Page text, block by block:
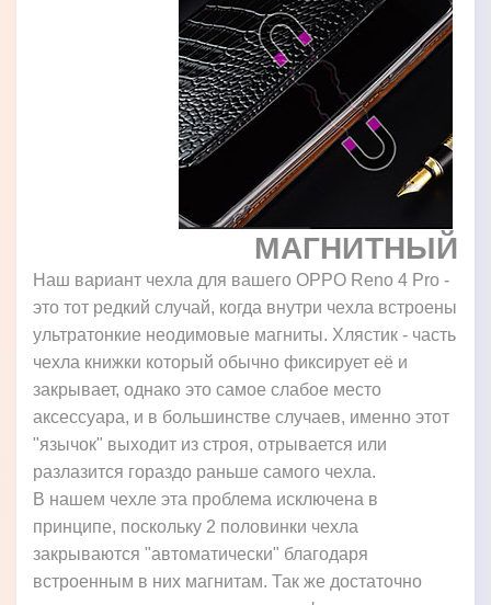
МАГНИТНЫЙ
Наш вариант чехла для вашего OPPO Reno 4 Pro -
это тот редкий случай, когда внутри чехла встроены
ультратонкие неодимовые магниты. Хлястик - часть
чехла книжки который обычно фиксирует её и
закрывает, однако это самое слабое место
аксессуара, и в большинстве случаев, именно этот
"язычок" выходит из строя, отрывается или
разлазится гораздо раньше самого чехла.
В нашем чехле эта проблема исключена в
принципе, поскольку 2 половинки чехла
закрываются "автоматически" благодаря
встроенным в них магнитам. Так же достаточно